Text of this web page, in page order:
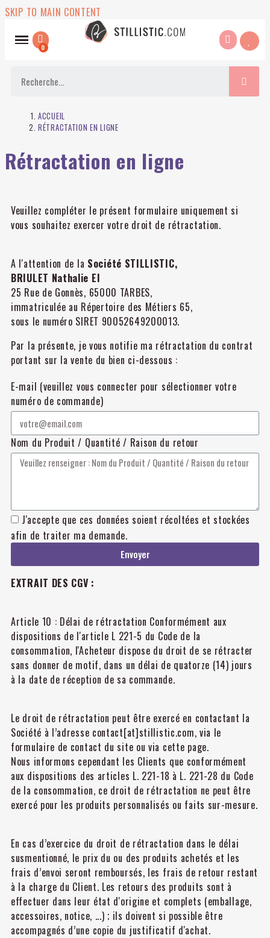
SKIP TO MAIN CONTENT
ACCUEIL
RÉTRACTATION EN LIGNE
Rétractation en ligne
Veuillez compléter le présent formulaire uniquement si
vous souhaitez exercer votre droit de rétractation.
A l'attention de la Société STILLISTIC,
BRIULET Nathalie EI
25 Rue de Gonnès, 65000 TARBES,
immatriculée au Répertoire des Métiers 65,
sous le numéro SIRET 90052649200013.
Par la présente, je vous notifie ma rétractation du contrat
portant sur la vente du bien ci-dessous :
E-mail (veuillez vous connecter pour sélectionner votre
numéro de commande)
Nom du Produit / Quantité / Raison du retour
J'accepte que ces données soient récoltées et stockées
afin de traiter ma demande.
Envoyer
EXTRAIT DES CGV :
Article 10 : Délai de rétractation Conformément aux
dispositions de l'article L 221-5 du Code de la
consommation, l'Acheteur dispose du droit de se rétracter
sans donner de motif, dans un délai de quatorze (14) jours
à la date de réception de sa commande.
Le droit de rétractation peut être exercé en contactant la
Société à l’adresse contact[at]stillistic.com, via le
formulaire de contact du site ou via cette page.
Nous informons cependant les Clients que conformément
aux dispositions des articles L. 221-18 à L. 221-28 du Code
de la consommation, ce droit de rétractation ne peut être
exercé pour les produits personnalisés ou faits sur-mesure.
En cas d’exercice du droit de rétractation dans le délai
susmentionné, le prix du ou des produits achetés et les
frais d’envoi seront remboursés, les frais de retour restant
à la charge du Client. Les retours des produits sont à
effectuer dans leur état d'origine et complets (emballage,
accessoires, notice, ...) ; ils doivent si possible être
accompagnés d’une copie du justificatif d'achat.